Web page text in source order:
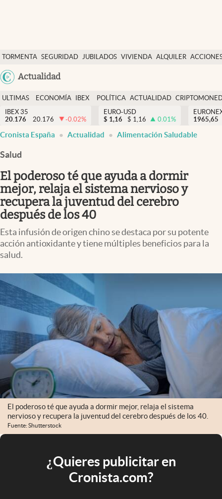
TORMENTA SEGURIDAD JUBILADOS VIVIENDA ALQUILER
USA
Colombia
Actualidad
Economía y finanzas
Política
Actualidad
Criptomonedas
España
ULTIMAS
NOTICIAS
ECONOMÍA
FINANZAS
IBEX
EURO
POLÍTICA ACTUALIDAD
IBEX 35
20.176
20.176 -0.02%
EURO-USD
$ 1,16 $ 1,16 0.01%
1965,65
Cronista España Actualidad Alimentación Saludable
Salud
El poderoso té que ayuda a dormir
mejor, relaja el sistema nervioso y
recupera la juventud del cerebro
después de los 40
Esta infusión de origen chino se destaca por su potente
acción antioxidante y tiene múltiples beneficios para la
salud.
El poderoso té que ayuda a dormir mejor, relaja el sistema
nervioso y recupera la juventud del cerebro después de los 40.
Fuente: Shutterstock
¿Quieres publicitar en
Cronista.com?